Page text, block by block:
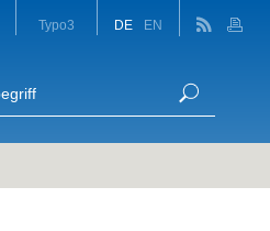
Typo3 DE EN